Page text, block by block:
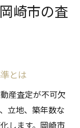
崎市の査
とは
産査定が不可欠
立地、築年数な
します。岡崎市